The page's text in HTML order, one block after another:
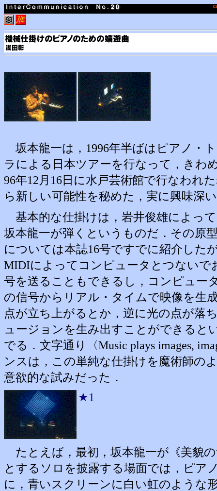
坂本龍一は，1996年半ばはピアノ・
ラによる日本ツアーを行なって，きわ
96年12月16日に水戸芸術館で行なわれ
ら新しい可能性を秘めた，実に興味深
基本的な仕掛けは，岩井俊雄によっ
坂本龍一が弾くというものだ．その原
については本誌16号ですでに紹介した
MIDIによってコンピュータとつない
号を送ることもできるし，コンピュー
の信号からリアル・タイムで映像を生
点が立ち上がるとか，逆に光の点が落
ュージョンを生み出すことができると
でる．文字通り〈Music plays images,
ンスは，この単純な仕掛けを魔術師の
意欲的な試みだった．
★1
たとえば，最初，坂本龍一が《美貌
とするソロを披露する場面では，ピア
に，青いスクリーンに白い虹のような